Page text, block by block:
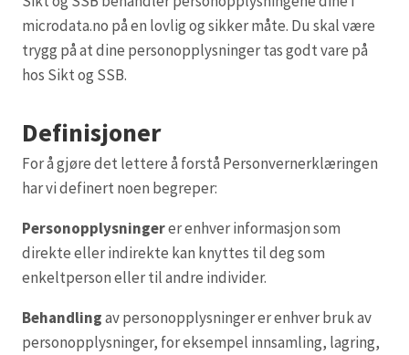
microdata.no på en lovlig og sikker måte. Du skal være
trygg på at dine personopplysninger tas godt vare på
hos Sikt og SSB.
Definisjoner
For å gjøre det lettere å forstå Personvernerklæringen
har vi definert noen begreper:
Personopplysningerer enhver informasjon som
direkte eller indirekte kan knyttes til deg som
enkeltperson eller til andre individer.
Behandlingav personopplysninger er enhver bruk av
personopplysninger, for eksempel innsamling, lagring,